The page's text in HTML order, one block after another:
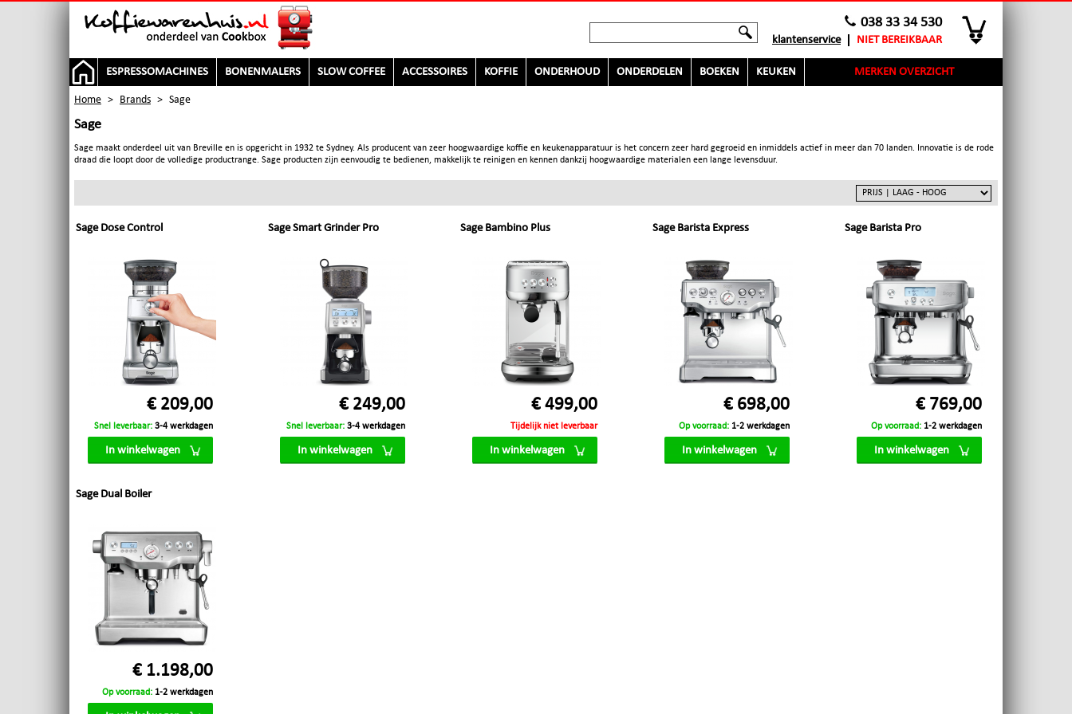
038 33 34 530
klantenservice NIET BEREIKBAAR
ESPRESSOMACHINES BONENMALERS SLOW COFFEE ACCESSOIRES KOFFIE ONDERHOUD ONDERDELEN BOEKEN KEUKEN MERKEN OVERZICHT
Home > Brands > Sage
Sage
Sage maakt onderdeel uit van Breville en is opgericht in 1932 te Sydney. Als producent van zeer hoogwaardige koffie en keukenapparatuur is het concern zeer hard gegroeid en inmiddels actief in meer dan 70 landen. Innovatie is de rode
draad die loopt door de volledige productrange. Sage producten zijn eenvoudig te bedienen, makkelijk te reinigen en kennen dankzij hoogwaardige materialen een lange levensduur.
Sage Dose Control
€ 209,00
Snel leverbaar: 3-4 werkdagen
In winkelwagen
Sage Smart Grinder Pro
€ 249,00
Snel leverbaar: 3-4 werkdagen
In winkelwagen
Sage Bambino Plus
€ 499,00
Tijdelijk niet leverbaar
In winkelwagen
Sage Barista Express
€ 698,00
Op voorraad: 1-2 werkdagen
In winkelwagen
Sage Barista Pro
€ 769,00
Op voorraad: 1-2 werkdagen
In winkelwagen
Sage Dual Boiler
€ 1.198,00
Op voorraad: 1-2 werkdagen